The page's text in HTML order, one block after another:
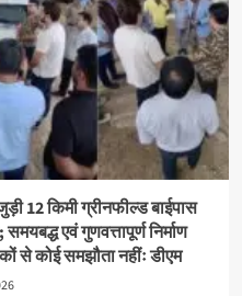
12 किमी ग्रीनफील्ड बाईपास
एवं गुणवत्तापूर्ण निर्माण
से कोई समझौता नहींः डीएम